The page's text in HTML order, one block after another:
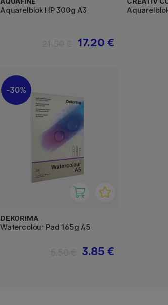
Aquarelblok HP 300g A3
17.20 €
30%
DEKORIMA
Watercolour Pad 165g A5
3.85 €